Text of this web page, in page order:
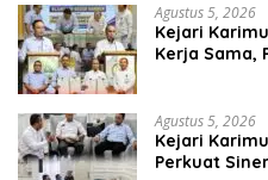
Agustus 5, 2026
Kejari
Kerja Sama,
Agustus 5, 2026
Kejari
Perkuat